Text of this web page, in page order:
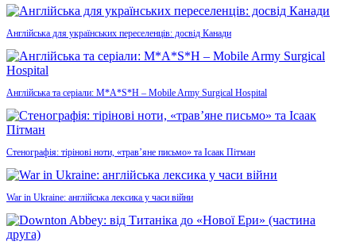
Англійська для українських переселенців: досвід Канади
Англійська та серіали: M*A*S*H – Mobile Army Surgical Hospital
Стенографія: тірінові ноти, «трав’яне письмо» та Ісаак Пітман
War in Ukraine: англійська лексика у часи війни